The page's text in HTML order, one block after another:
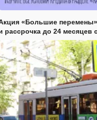
«Большие
рассрочка до 24 месяцев